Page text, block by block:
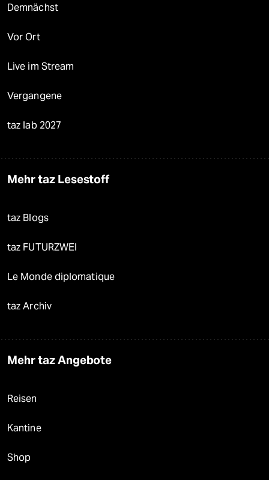
Demnächst
Vor Ort
Live im Stream
Vergangene
taz lab 2027
Mehr taz Lesestoff
taz Blogs
taz FUTURZWEI
Le Monde diplomatique
taz Archiv
Mehr taz Angebote
Reisen
Kantine
Shop